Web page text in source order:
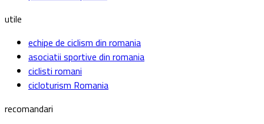
utile
echipe de ciclism din romania
asociatii sportive din romania
ciclisti romani
cicloturism Romania
recomandari